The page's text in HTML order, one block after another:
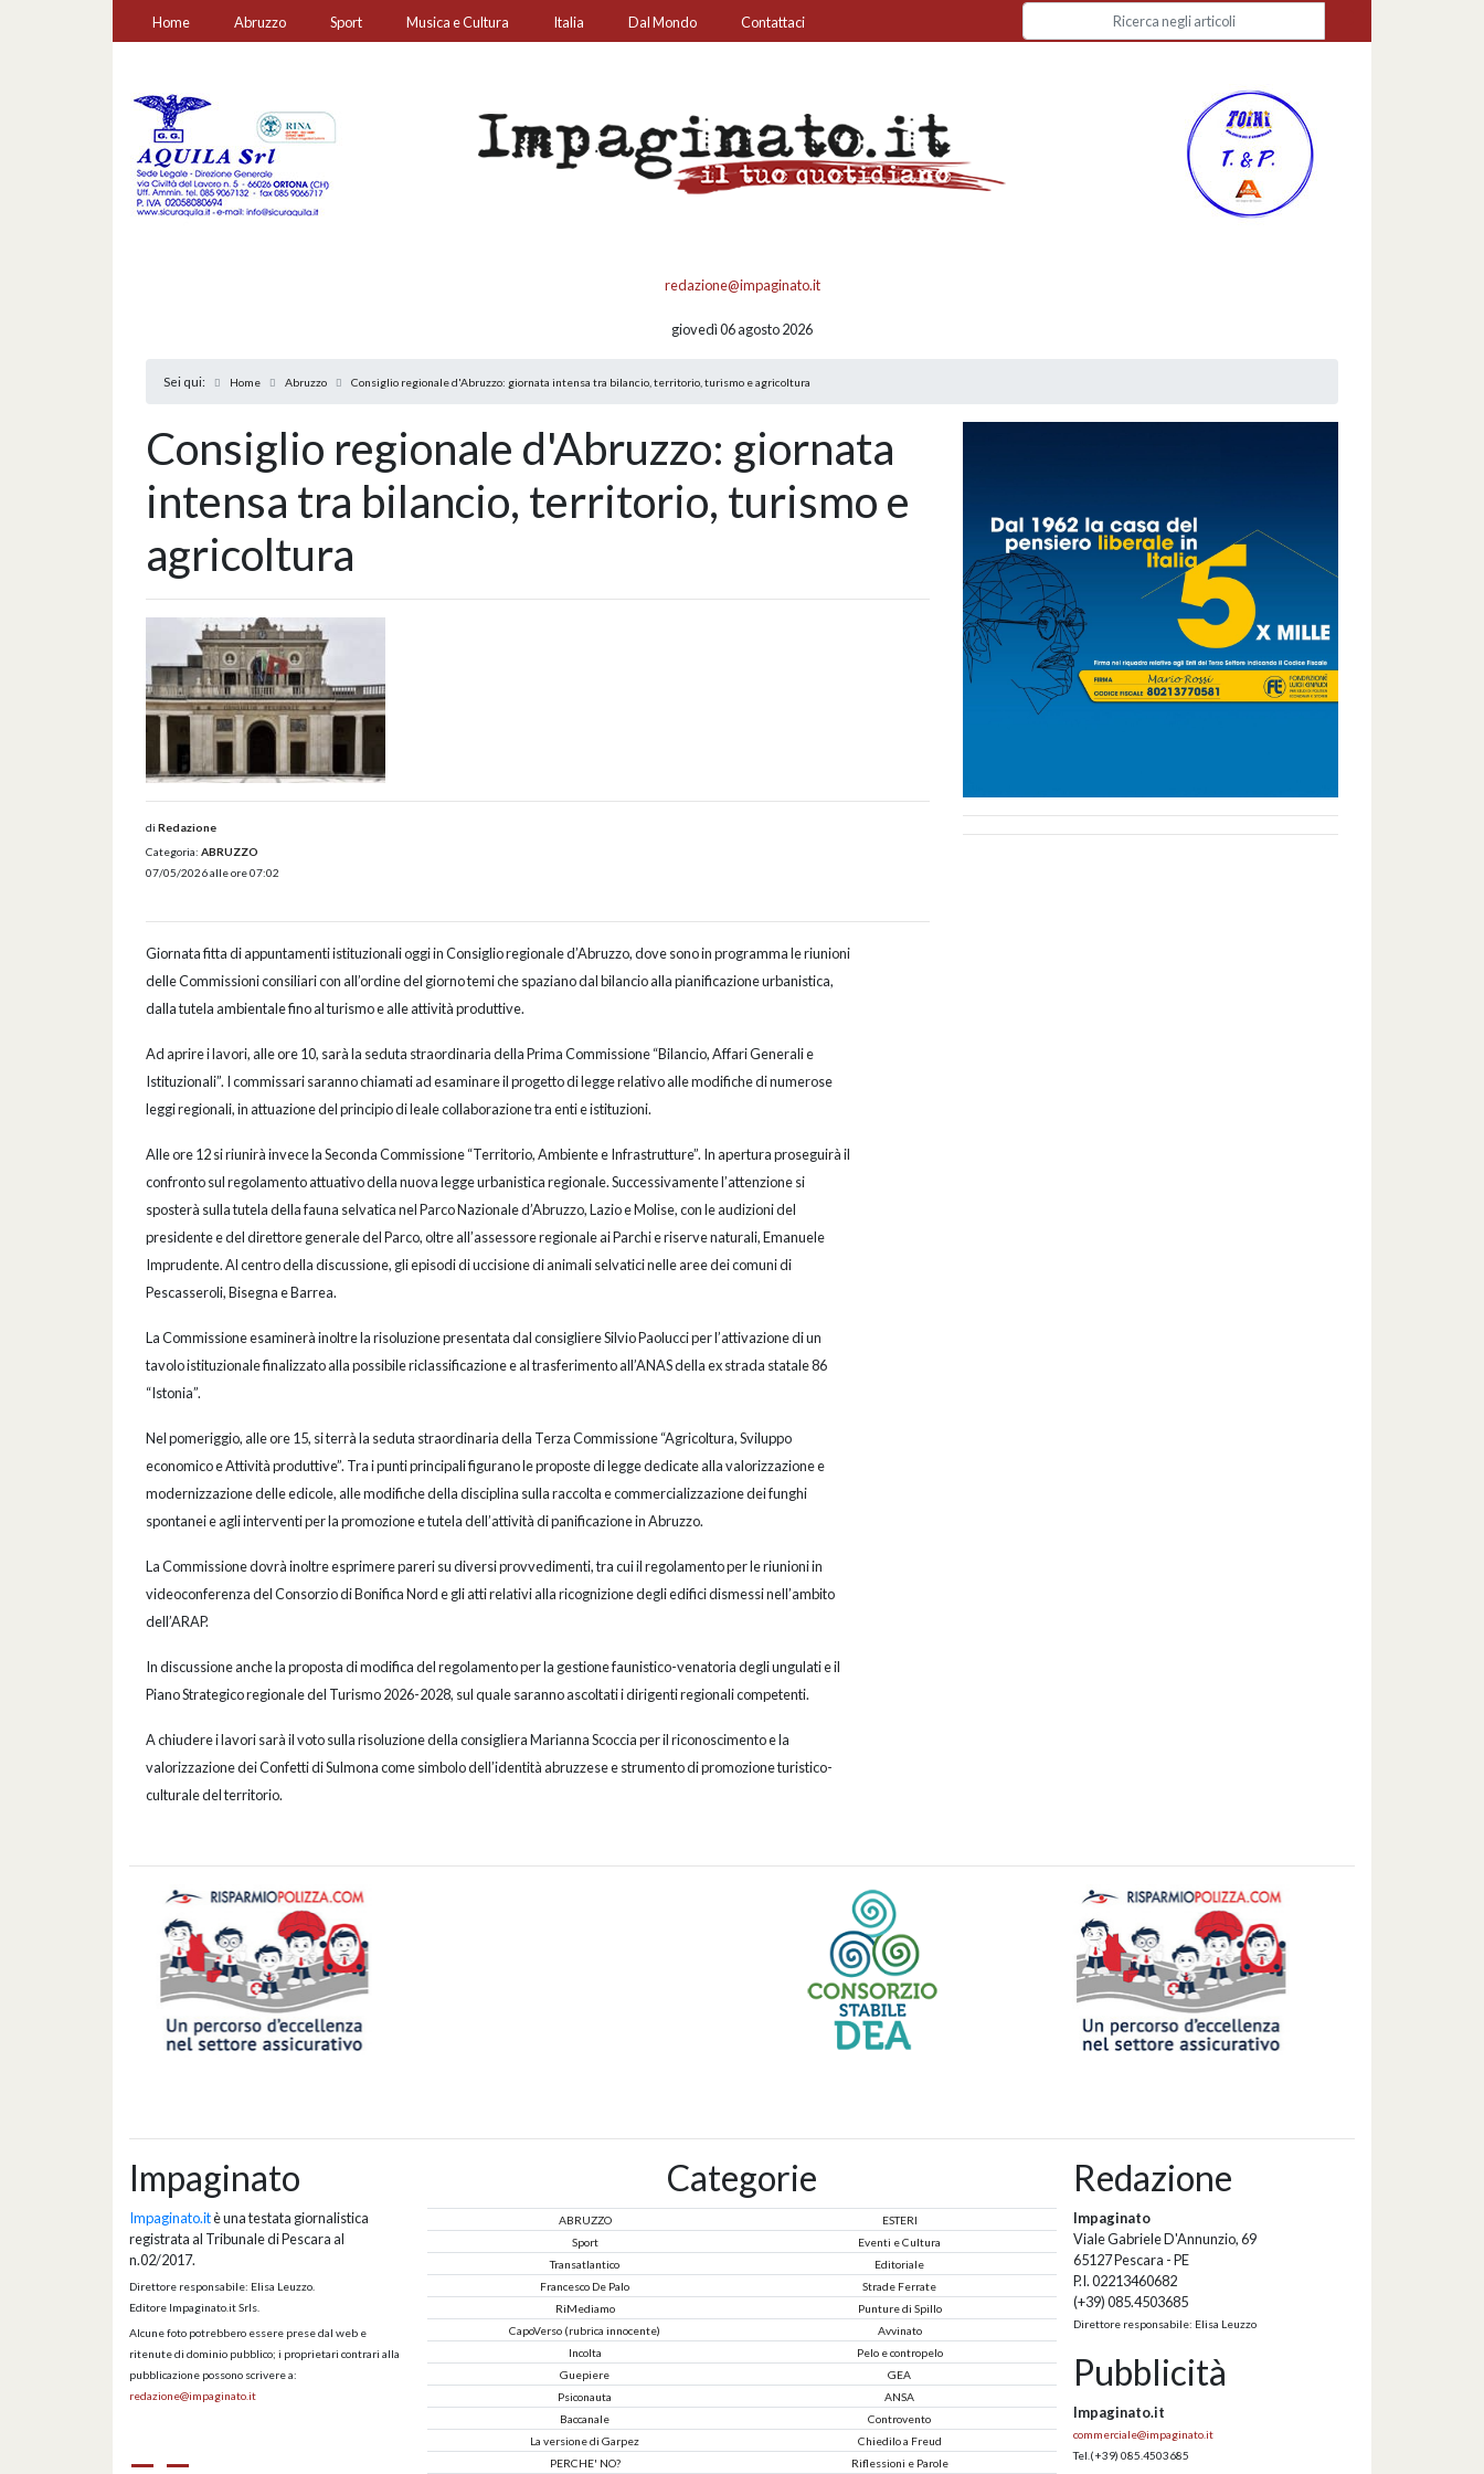
Home Abruzzo Sport Musica e Cultura Italia Dal Mondo Contattaci
redazione@impaginato.it
giovedì 06 agosto 2026
Sei qui: Home Abruzzo Consiglio regionale d'Abruzzo: giornata intensa tra bilancio, territorio, turismo e agricoltura
Consiglio regionale d'Abruzzo: giornata
intensa tra bilancio, territorio, turismo e
agricoltura
di Redazione
Categoria: ABRUZZO
07/05/2026 alle ore 07:02
Giornata fitta di appuntamenti istituzionali oggi in Consiglio regionale d’Abruzzo, dove sono in programma le riunioni
delle Commissioni consiliari con all’ordine del giorno temi che spaziano dal bilancio alla pianificazione urbanistica,
dalla tutela ambientale fino al turismo e alle attività produttive.
Ad aprire i lavori, alle ore 10, sarà la seduta straordinaria della Prima Commissione “Bilancio, Affari Generali e
Istituzionali”. I commissari saranno chiamati ad esaminare il progetto di legge relativo alle modifiche di numerose
leggi regionali, in attuazione del principio di leale collaborazione tra enti e istituzioni.
Alle ore 12 si riunirà invece la Seconda Commissione “Territorio, Ambiente e Infrastrutture”. In apertura proseguirà il
confronto sul regolamento attuativo della nuova legge urbanistica regionale. Successivamente l’attenzione si
sposterà sulla tutela della fauna selvatica nel Parco Nazionale d’Abruzzo, Lazio e Molise, con le audizioni del
presidente e del direttore generale del Parco, oltre all’assessore regionale ai Parchi e riserve naturali, Emanuele
Imprudente. Al centro della discussione, gli episodi di uccisione di animali selvatici nelle aree dei comuni di
Pescasseroli, Bisegna e Barrea.
La Commissione esaminerà inoltre la risoluzione presentata dal consigliere Silvio Paolucci per l’attivazione di un
tavolo istituzionale finalizzato alla possibile riclassificazione e al trasferimento all’ANAS della ex strada statale 86
“Istonia”.
Nel pomeriggio, alle ore 15, si terrà la seduta straordinaria della Terza Commissione “Agricoltura, Sviluppo
economico e Attività produttive”. Tra i punti principali figurano le proposte di legge dedicate alla valorizzazione e
modernizzazione delle edicole, alle modifiche della disciplina sulla raccolta e commercializzazione dei funghi
spontanei e agli interventi per la promozione e tutela dell’attività di panificazione in Abruzzo.
La Commissione dovrà inoltre esprimere pareri su diversi provvedimenti, tra cui il regolamento per le riunioni in
videoconferenza del Consorzio di Bonifica Nord e gli atti relativi alla ricognizione degli edifici dismessi nell’ambito
dell’ARAP.
In discussione anche la proposta di modifica del regolamento per la gestione faunistico-venatoria degli ungulati e il
Piano Strategico regionale del Turismo 2026-2028, sul quale saranno ascoltati i dirigenti regionali competenti.
A chiudere i lavori sarà il voto sulla risoluzione della consigliera Marianna Scoccia per il riconoscimento e la
valorizzazione dei Confetti di Sulmona come simbolo dell’identità abruzzese e strumento di promozione turistico-
culturale del territorio.
Impaginato
Impaginato.itè una testata giornalistica
registrata al Tribunale di Pescara al
n.02/2017.
Direttore responsabile: Elisa Leuzzo.
Editore Impaginato.it Srls.
Alcune foto potrebbero essere prese dal web e
ritenute di dominio pubblico; i proprietari contrari alla
pubblicazione possono scrivere a:
redazione@impaginato.it
Categorie
ABRUZZO
ESTERI
Sport
Eventi e Cultura
Transatlantico
Editoriale
Francesco De Palo
Strade Ferrate
RiMediamo
Punture di Spillo
CapoVerso (rubrica innocente)
Avvinato
Incolta
Pelo e contropelo
Guepiere
GEA
Psiconauta
ANSA
Baccanale
Controvento
La versione di Garpez
Chiedilo a Freud
PERCHE' NO?
Riflessioni e Parole
Redazione
Impaginato
Viale Gabriele D'Annunzio, 69
65127 Pescara - PE
P.I. 02213460682
(+39) 085.4503685
Direttore responsabile: Elisa Leuzzo
Pubblicità
Impaginato.it
commerciale@impaginato.it
Tel.(+39) 085.4503685